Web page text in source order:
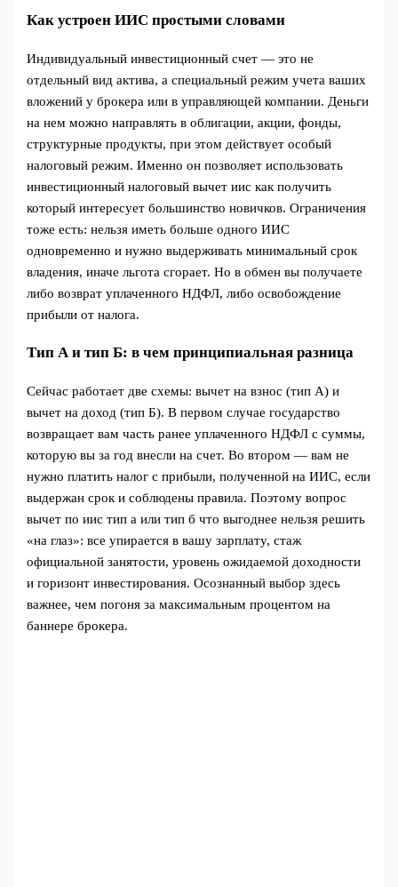
Как устроен ИИС простыми словами
Индивидуальный инвестиционный счет — это не
отдельный вид актива, а специальный режим учета ваших
вложений у брокера или в управляющей компании. Деньги
на нем можно направлять в облигации, акции, фонды,
структурные продукты, при этом действует особый
налоговый режим. Именно он позволяет использовать
инвестиционный налоговый вычет иис как получить
который интересует большинство новичков. Ограничения
тоже есть: нельзя иметь больше одного ИИС
одновременно и нужно выдерживать минимальный срок
владения, иначе льгота сгорает. Но в обмен вы получаете
либо возврат уплаченного НДФЛ, либо освобождение
прибыли от налога.
Тип А и тип Б: в чем принципиальная разница
Сейчас работает две схемы: вычет на взнос (тип А) и
вычет на доход (тип Б). В первом случае государство
возвращает вам часть ранее уплаченного НДФЛ с суммы,
которую вы за год внесли на счет. Во втором — вам не
нужно платить налог с прибыли, полученной на ИИС, если
выдержан срок и соблюдены правила. Поэтому вопрос
вычет по иис тип а или тип б что выгоднее нельзя решить
«на глаз»: все упирается в вашу зарплату, стаж
официальной занятости, уровень ожидаемой доходности
и горизонт инвестирования. Осознанный выбор здесь
важнее, чем погоня за максимальным процентом на
баннере брокера.